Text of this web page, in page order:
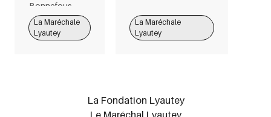
Bonnefous,
ministre d’État,
lors des
obsèques
La Maréchale
Lyautey
La Maréchale
Lyautey
La Fondation Lyautey